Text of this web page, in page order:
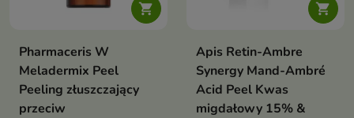

Pharmaceris W
Meladermix Peel
Peeling złuszczający
przeciw

Apis Retin-Ambre
Synergy Mand-Ambré
Acid Peel Kwas
migdałowy 15% &